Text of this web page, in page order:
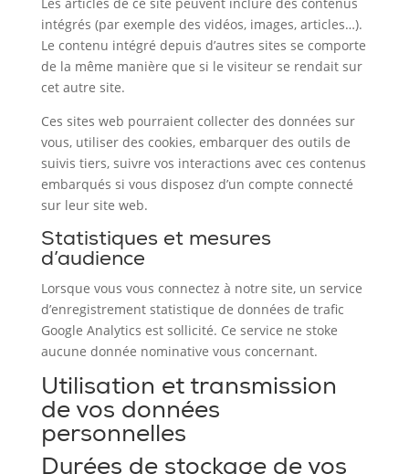
intégrés (par exemple des vidéos, images, articles…).
Le contenu intégré depuis d’autres sites se comporte
de la même manière que si le visiteur se rendait sur
cet autre site.
Ces sites web pourraient collecter des données sur
vous, utiliser des cookies, embarquer des outils de
suivis tiers, suivre vos interactions avec ces contenus
embarqués si vous disposez d’un compte connecté
sur leur site web.
Statistiques et mesures
d’audience
Lorsque vous vous connectez à notre site, un service
d’enregistrement statistique de données de trafic
Google Analytics est sollicité. Ce service ne stoke
aucune donnée nominative vous concernant.
Utilisation et transmission
de vos données
personnelles
Durées de stockage de vos